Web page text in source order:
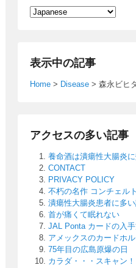
表示中の記事
Home > Disease > 森永ビヒ
アクセスの多い記事
養命酒は潰瘍性大腸炎
CONTACT
PRIVACY POLICY
不朽の名作 コンチェル
潰瘍性大腸炎患者に多
首が痛くて眠れない
JAL Ponta カードの入
アメックスのカードホ
75年目の広島原爆の日
カラダ・・・スキャン！